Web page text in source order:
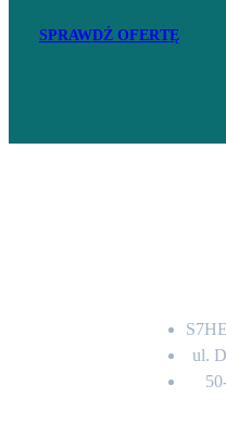
SPRAWDŹ OFERTĘ
ul.